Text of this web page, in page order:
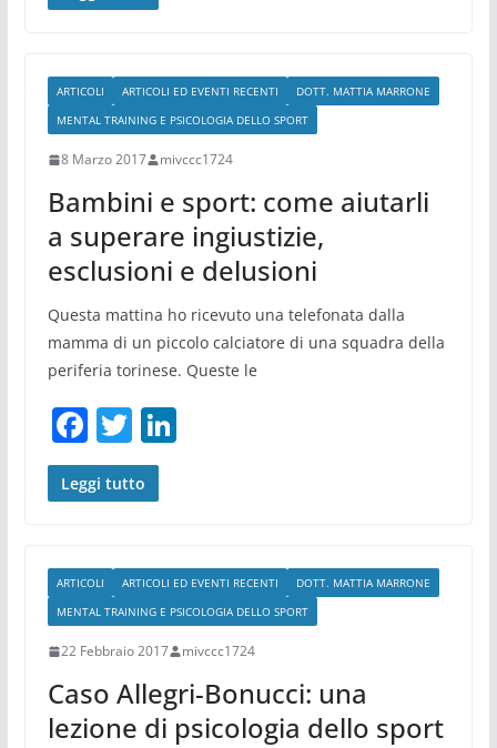
b
o
o
dI
n
ARTICOLI ARTICOLI ED EVENTI RECENTI
DOTT. MATTIA MARRONE
MENTAL TRAINING E PSICOLOGIA DELLO SPORT
8 Marzo 2017 mivccc1724
Bambini e sport: come aiutarli
a superare ingiustizie,
esclusioni e delusioni
Questa mattina ho ricevuto una telefonata dalla
mamma di un piccolo calciatore di una squadra della
periferia torinese. Queste le
F
a
c
b
o
o
T
w
itt
Li
dI
n
Leggi tutto
ARTICOLI ARTICOLI ED EVENTI RECENTI
DOTT. MATTIA MARRONE
MENTAL TRAINING E PSICOLOGIA DELLO SPORT
22 Febbraio 2017 mivccc1724
Caso Allegri-Bonucci: una
lezione di psicologia dello sport